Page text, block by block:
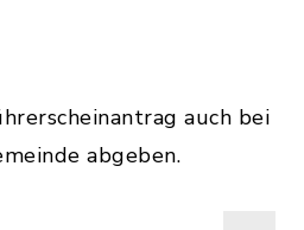
auch bei
abgeben.